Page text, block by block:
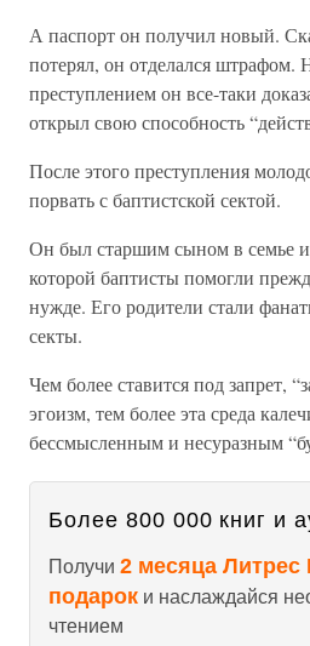
А паспорт он получил новый.
потерял, он отделался штрафом.
преступлением он все-таки
открыл свою способность
После этого преступления
порвать с баптистской сектой.
Он был старшим сыном в семье
которой баптисты помогли
нужде. Его родители стали
секты.
Чем более ставится под запрет,
эгоизм, тем более эта среда
бессмысленным и несуразным
Более 800 000 книг и
Получи 2 месяца Литрес
подарок и наслаждайся
чтением